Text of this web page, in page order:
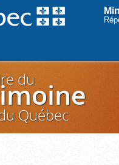
du
Québec